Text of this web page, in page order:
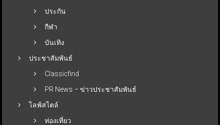
ประกัน
กีฬา
บันเทิง
ประชาสัมพันธ์
Classicfind
PR News – ข่าวประชาสัมพันธ์
ไลฟ์สไตล์
ท่องเที่ยว